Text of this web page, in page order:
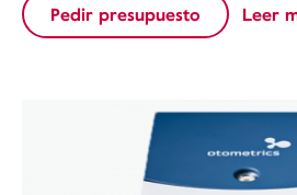
Pedir presupuesto Leer